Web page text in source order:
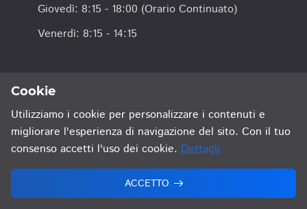
Giovedì: 8:15 - 18:00 (Orario Continuato)
Venerdì: 8:15 - 14:15
Privacy Policy Mappa del sito
Crediti
© Tribunale della Repubblica di San Marino. Tutti i Diritti
Cookie
Utilizziamo i cookie per personalizzare i contenuti e
migliorare l'esperienza di navigazione del sito. Con il tuo
consenso accetti l'uso dei cookie. Dettagli
ACCETTO